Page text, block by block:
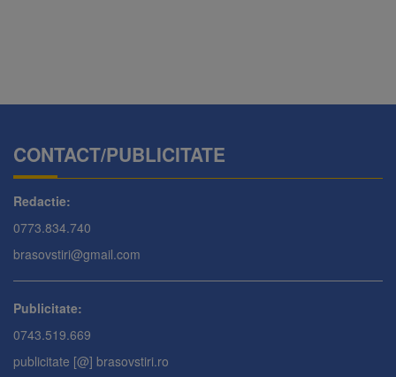
CONTACT/PUBLICITATE
Redactie:
0773.834.740
brasovstiri@gmail.com
Publicitate:
0743.519.669
publicitate [@] brasovstiri.ro